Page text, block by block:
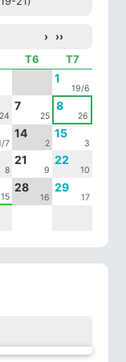
›
››
T6 T7
1
19/6
24
7
25
8
26
7
14
2
15
3
8
21
9
22
10
15
28
16
29
17